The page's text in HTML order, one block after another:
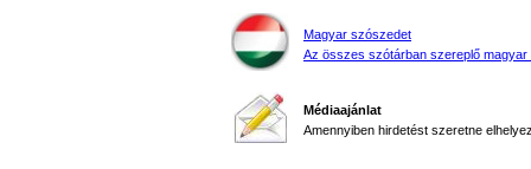
Magyar szószedet
Az összes szótárban szereplő magyar
Médiaajánlat
Amennyiben hirdetést szeretne